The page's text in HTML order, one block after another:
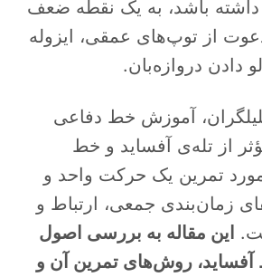
باشد، به یک نقطه ضعف
از توپ‌های عمقی، ایزوله
دادن دروازه‌بان.
آموزش خط دفاعی
از تله‌ی آفساید و خط
مورد تمرین یک حرکت واحد و
زمان‌بندی جمعی، ارتباط و
این مقاله به بررسی اصول
روش‌های تمرین آن و